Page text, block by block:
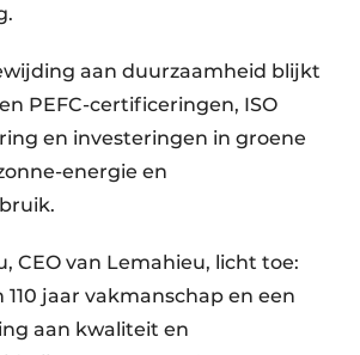
aan duurzaamheid blijkt
PEFC-certificeringen, ISO
en investeringen in groene
energie en
CEO van Lemahieu, licht toe:
110 jaar vakmanschap en een
aan kwaliteit en